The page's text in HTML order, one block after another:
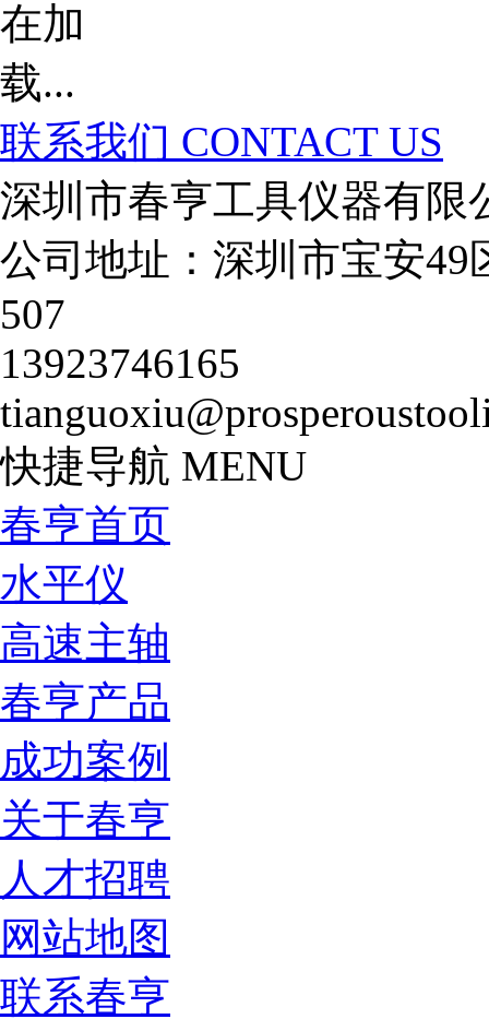
联系我们 CONTACT US
深圳市春亨工具仪器有限
公司地址：深圳市宝安
507
13923746165
快捷导航 MENU
春亨首页
水平仪
高速主轴
春亨产品
成功案例
关于春亨
人才招聘
网站地图
联系春亨